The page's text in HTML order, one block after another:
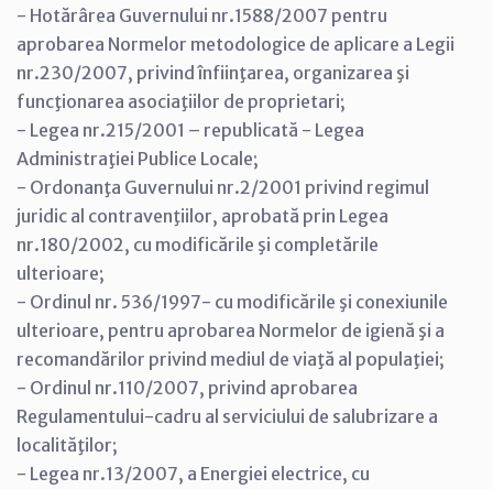
- Hotărârea Guvernului nr.1588/2007 pentru
aprobarea Normelor metodologice de aplicare a Legii
nr.230/2007, privind înfiinţarea, organizarea şi
funcţionarea asociaţiilor de proprietari;
- Legea nr.215/2001 – republicată - Legea
Administraţiei Publice Locale;
- Ordonanţa Guvernului nr.2/2001 privind regimul
juridic al contravenţiilor, aprobată prin Legea
nr.180/2002, cu modificările şi completările
ulterioare;
- Ordinul nr. 536/1997- cu modificările şi conexiunile
ulterioare, pentru aprobarea Normelor de igienă şi a
recomandărilor privind mediul de viaţă al populaţiei;
- Ordinul nr.110/2007, privind aprobarea
Regulamentului-cadru al serviciului de salubrizare a
localităţilor;
- Legea nr.13/2007, a Energiei electrice, cu